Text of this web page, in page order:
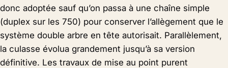
donc adoptée sauf qu’on passa à une chaîne simple
(duplex sur les 750) pour conserver l’allègement que le
système double arbre en tête autorisait. Parallèlement,
la culasse évolua grandement jusqu’à sa version
définitive. Les travaux de mise au point purent